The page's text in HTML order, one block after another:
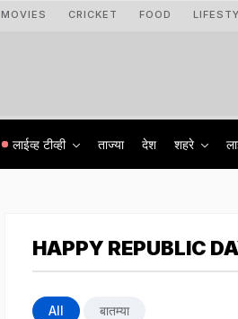
MOVIES CRICKET FOOD
लाईव्ह टीव्ही ताज्या देश शहरे
HAPPY REPUBLIC
All बातम्या